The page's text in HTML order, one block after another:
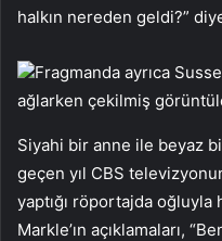
halkın nereden geldi?”
Fragmanda ayrıca
ağlarken çekilmiş
Siyahi bir anne ile beyaz
geçen yıl CBS
yaptığı röportajda
Markle’ın açıklamaları,